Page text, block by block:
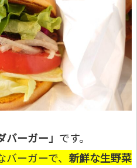
バーガー」 です。
ーガーで、 新鮮な生野菜